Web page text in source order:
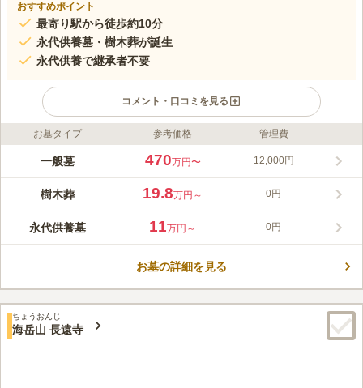
おすすめポイント
最寄り駅から徒歩約10分
永代供養墓・樹木葬が誕生
永代供養で継承者不要
コメント・口コミを見る
ライフドット編集部のコメント
800年の歴史を持つ福称寺は鎌倉時代に創建された歴史由緒があ
あります。現存する建築物はすべて国宝・重要文化財になってい
ます。また、山門以外にも無量門、鐘楼門と2つの門があり、本
りお参り後の散策も楽しめます。2024年10月に新しく永代供養
墓・樹木葬がオープンしました。幅広いプランからご希望に合っ
たものをお選びいただけます。
閑静な住宅地の中にあり、馬込文士村が近隣にあります。日当た
り良い丘の斜面に墓地がありますので周辺環境は抜群です。
口コミの続きを読む
お墓タイプ 参考価格 管理費
一般墓 470万円〜 12,000円
樹木葬 19.8万円～ 0円
永代供養墓 11万円～ 0円
お墓の詳細を見る
ちょうおんじ
海岳山 長遠寺